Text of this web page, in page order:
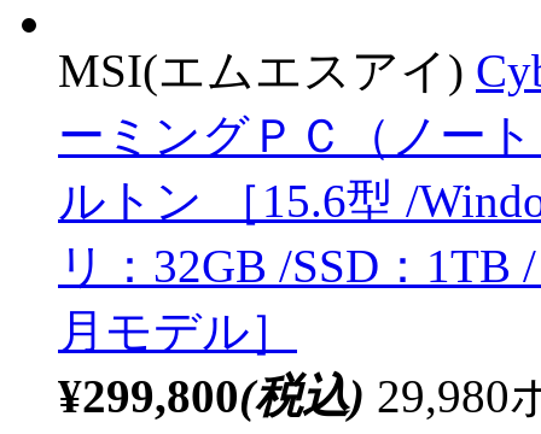
MSI(エムエスアイ)
ーミングＰＣ（ノー
ルトン ［15.6型 /
リ：32GB /SSD：
月モデル］
¥299,800(税込) 29,980